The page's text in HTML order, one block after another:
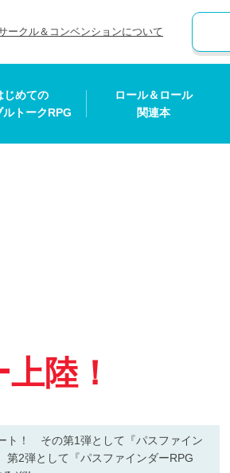
ークル＆コンベンションについて
じめての
ルトークRPG
ロール＆ロール
関連本
陸！
ト！ その第1弾として『パスファイン
第2弾として『パスファインダーRPG